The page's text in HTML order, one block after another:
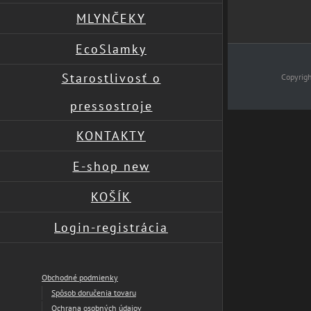
MLYNČEKY
EcoSlamky
Starostlivosť o
pressostroje
KONTAKTY
E-shop new
KOŠÍK
Login-registrácia
Obchodné podmienky
Spôsob doručenia tovaru
Ochrana osobných údajov